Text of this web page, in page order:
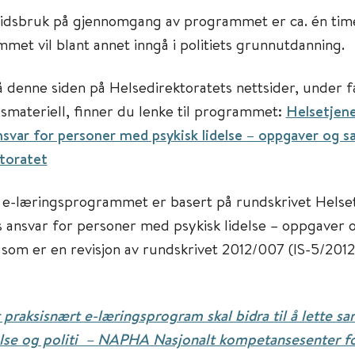
på gjennomgang av programmet er ca. én
vil blant annet inngå i politiets grunnutdanning.
denne siden på Helsedirektoratets nettsider, under
finner du lenke til programmet:
for personer med psykisk lidelse – oppgaver og
læringsprogrammet er basert på rundskrivet
for personer med psykisk lidelse – oppgaver
er en revisjon av rundskrivet 2012/007 (IS-5/
e-læringsprogram skal bidra til å lette
og politi – NAPHA Nasjonalt kompetansesenter